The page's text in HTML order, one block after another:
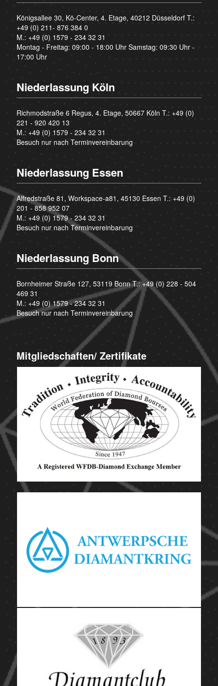
Königsallee 30, Kö-Center, 4. Etage, 40212 Düsseldorf T.:
+49 (0) 211- 876 384 0
M.: +49 (0) 1579 - 234 32 31
Montag - Freitag: 09:00 - 18:00 Uhr Samstag: 09:30 Uhr -
17:00 Uhr
Niederlassung Köln
Richmodstraße 6 Regus, 4. Etage, 50667 Köln T.: +49 (0)
221 - 920 420 13
M.: +49 (0) 1579 - 234 32 31
Besuch nur nach Terminvereinbarung
Niederlassung Essen
Alfredstraße 81, Workspace-a81, 45130 Essen T.: +49 (0)
201 - 858 952 07
M.: +49 (0) 1579 - 234 32 31
Besuch nur nach Terminvereinbarung
Niederlassung Bonn
Bornheimer Straße 127, 53119 Bonn T.:+49 (0) 228 - 504
469 31
M.: +49 (0) 1579 - 234 32 31
Besuch nur nach Terminvereinbarung
Mitgliedschaften/ Zertifikate